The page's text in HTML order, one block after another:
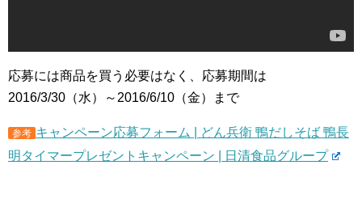
応募には商品を買う必要はなく、応募期間は
2016/3/30（水）～2016/6/10（金）まで
参考 キャンペーン応募フォーム | どん兵衛 鴨だしそば 鴨長
明タイマープレゼントキャンペーン | 日清食品グループ